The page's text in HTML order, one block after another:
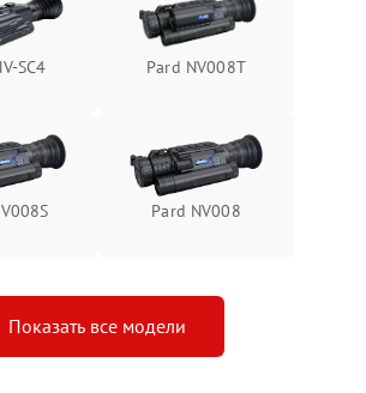
SC4 Pard NV008T
Pard NV008
Показать все модели